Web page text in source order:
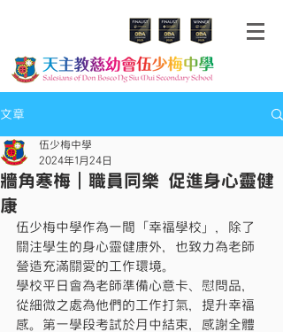
文章
牆角寒梅｜職員同樂 促進身心靈健
康
伍少梅中學
2024年1月24日
伍少梅中學作為一間「幸福學校」，除了
關注學生的身心靈健康外，也致力為老師
營造充滿關愛的工作環境。
學校平日會為老師準備心意卡、慰問品，
從細微之處為他們的工作打氣，提升幸福
感。第一學段考試於月中結束，感謝全體